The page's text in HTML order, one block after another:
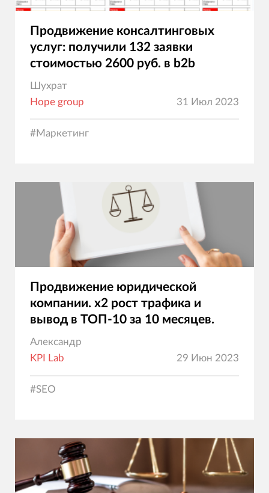
Продвижение консалтинговых
услуг: получили 132 заявки
стоимостью 2600 руб. в b2b
Шухрат
Hope group
31 Июл 2023
#Маркетинг
Продвижение юридической
компании. х2 рост трафика и
вывод в ТОП-10 за 10 месяцев.
Александр
KPI Lab
29 Июн 2023
#SEO